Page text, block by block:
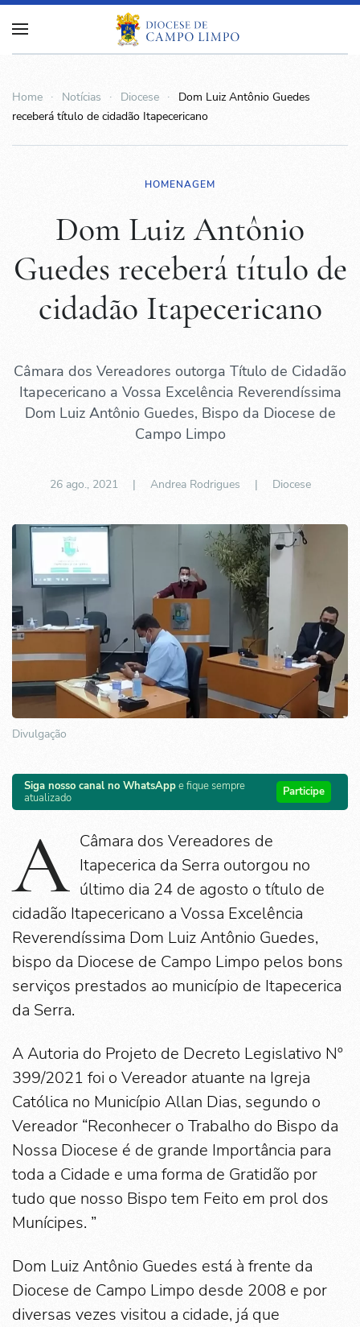
Home Notícias Diocese
Dom Luiz Antônio Guedes
receberá título de cidadão Itapecericano
HOMENAGEM
Dom Luiz Antônio
Guedes receberá título de
cidadão Itapecericano
Câmara dos Vereadores outorga Título de Cidadão
Itapecericano a Vossa Excelência Reverendíssima
Dom Luiz Antônio Guedes, Bispo da Diocese de
Campo Limpo
26 ago., 2021| Andrea Rodrigues | Diocese
Divulgação
Siga nosso canal no WhatsAppe fique sempre
atualizado
Participe
A Câmara dos Vereadores de
Itapecerica da Serra outorgou no
último dia 24 de agosto o título de
cidadão Itapecericano a Vossa Excelência
Reverendíssima Dom Luiz Antônio Guedes,
bispo da Diocese de Campo Limpo pelos bons
serviços prestados ao município de Itapecerica
da Serra.
A Autoria do Projeto de Decreto Legislativo Nº
399/2021 foi o Vereador atuante na Igreja
Católica no Município Allan Dias, segundo o
Vereador “Reconhecer o Trabalho do Bispo da
Nossa Diocese é de grande Importância para
toda a Cidade e uma forma de Gratidão por
tudo que nosso Bispo tem Feito em prol dos
Munícipes. ”
Dom Luiz Antônio Guedes está à frente da
Diocese de Campo Limpo desde 2008 e por
diversas vezes visitou a cidade, já que